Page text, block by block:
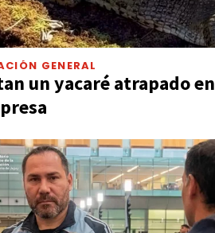
GENERAL
un yacaré atrapado en